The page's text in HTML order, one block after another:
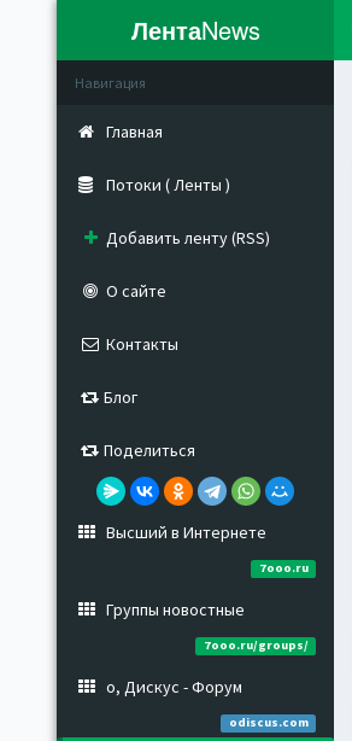
ЛентаNews
Навигация
Главная
Потоки ( Ленты )
Добавить ленту (RSS)
О сайте
Контакты
Блог
Поделиться
Высший в Интернете
7ooo.ru
Группы новостные
7ooo.ru/groups/
о, Дискус - Форум
odiscus.com